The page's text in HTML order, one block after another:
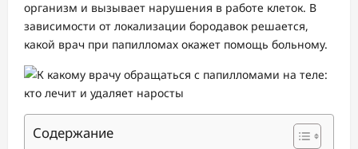
организм и вызывает нарушения в работе клеток. В
зависимости от локализации бородавок решается,
какой врач при папилломах окажет помощь больному.
Содержание